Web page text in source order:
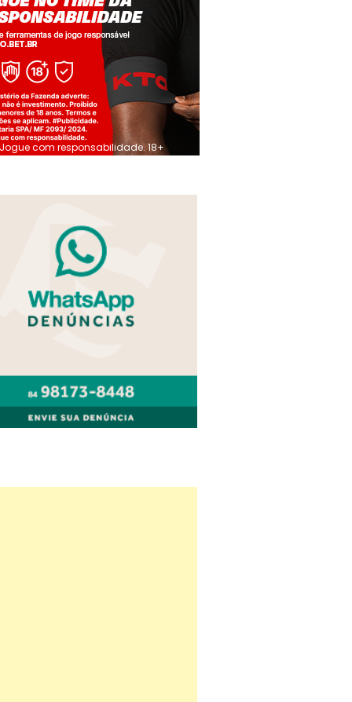
Jogue com responsabilidade. 18+